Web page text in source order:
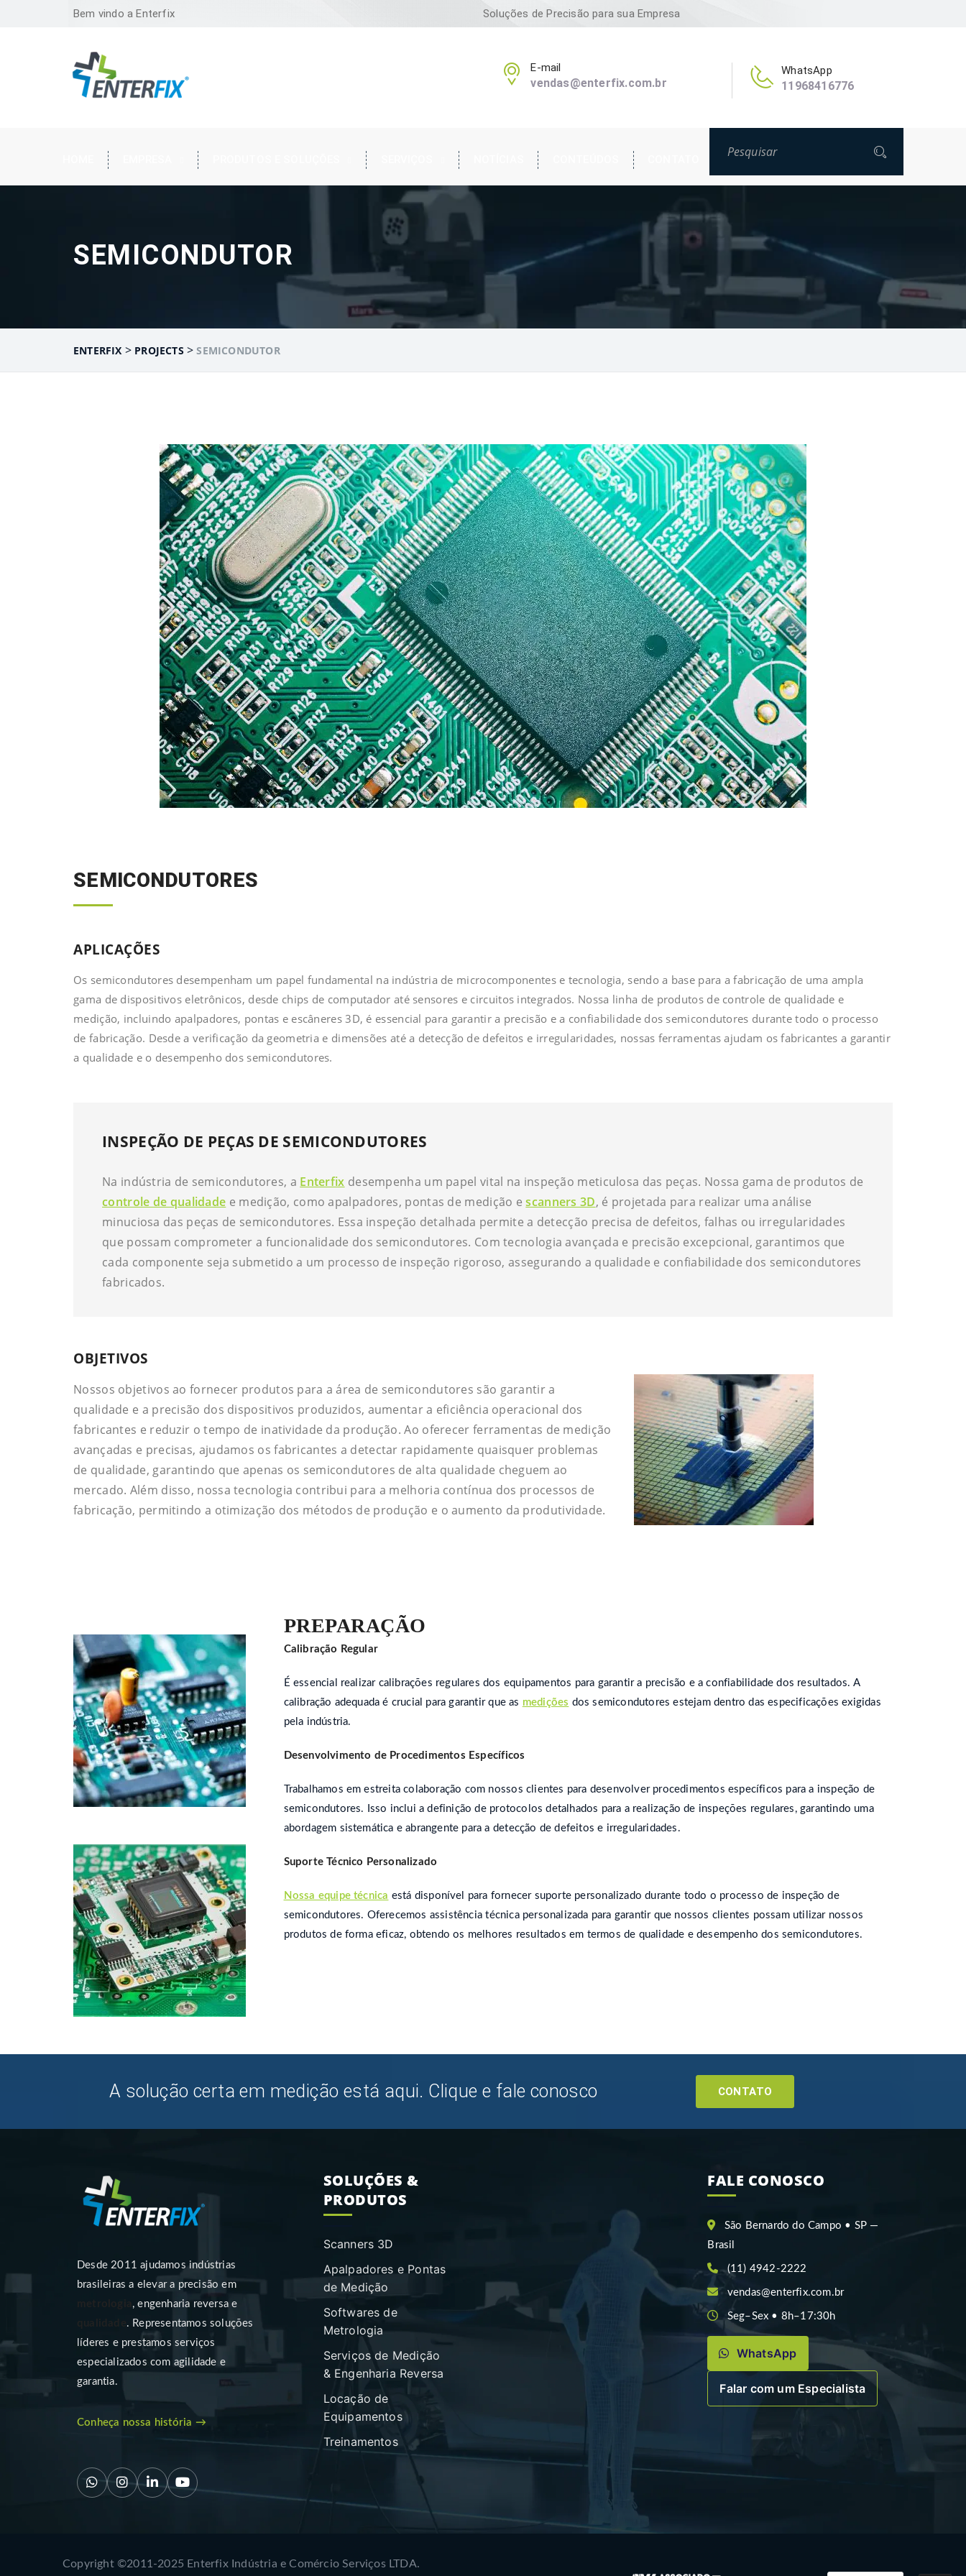
Bem vindo a Enterfix Soluções de Precisão para sua Empresa
E-mail
vendas@enterfix.com.br
WhatsApp
11968416776
SEMICONDUTOR
ENTERFIX > PROJECTS >SEMICONDUTOR
SEMICONDUTORES
APLICAÇÕES
Os semicondutores desempenham um papel fundamental na indústria de microcomponentes e tecnologia, sendo a base para a fabricação de uma ampla
gama de dispositivos eletrônicos, desde chips de computador até sensores e circuitos integrados. Nossa linha de produtos de controle de qualidade e
medição, incluindo apalpadores, pontas e escâneres 3D, é essencial para garantir a precisão e a confiabilidade dos semicondutores durante todo o processo
de fabricação. Desde a verificação da geometria e dimensões até a detecção de defeitos e irregularidades, nossas ferramentas ajudam os fabricantes a garantir
a qualidade e o desempenho dos semicondutores.
INSPEÇÃO DE PEÇAS DE SEMICONDUTORES
Na indústria de semicondutores, a Enterfix desempenha um papel vital na inspeção meticulosa das peças. Nossa gama de produtos de
controle de qualidade e medição, como apalpadores, pontas de medição escanners 3D, é projetada para realizar uma análise
minuciosa das peças de semicondutores. Essa inspeção detalhada permite a detecção precisa de defeitos, falhas ou irregularidades
que possam comprometer a funcionalidade dos semicondutores. Com tecnologia avançada e precisão excepcional, garantimos que
cada componente seja submetido a um processo de inspeção rigoroso, assegurando a qualidade e confiabilidade dos semicondutores
fabricados.
OBJETIVOS
Nossos objetivos ao fornecer produtos para a área de semicondutores são garantir a
qualidade e a precisão dos dispositivos produzidos, aumentar a eficiência operacional dos
fabricantes e reduzir o tempo de inatividade da produção. Ao oferecer ferramentas de medição
avançadas e precisas, ajudamos os fabricantes a detectar rapidamente quaisquer problemas
de qualidade, garantindo que apenas os semicondutores de alta qualidade cheguem ao
mercado. Além disso, nossa tecnologia contribui para a melhoria contínua dos processos de
fabricação, permitindo a otimização dos métodos de produção e o aumento da produtividade.
PREPARAÇÃO
Calibração Regular
É essencial realizar calibrações regulares dos equipamentos para garantir a precisão e a confiabilidade dos resultados. A
calibração adequada é crucial para garantir que as medições dos semicondutores estejam dentro das especificações exigidas
pela indústria.
Desenvolvimento de Procedimentos Específicos
Trabalhamos em estreita colaboração com nossos clientes para desenvolver procedimentos específicos para a inspeção de
semicondutores. Isso inclui a definição de protocolos detalhados para a realização de inspeções regulares, garantindo uma
abordagem sistemática e abrangente para a detecção de defeitos e irregularidades.
Suporte Técnico Personalizado
Nossa equipe técnica está disponível para fornecer suporte personalizado durante todo o processo de inspeção de
semicondutores. Oferecemos assistência técnica personalizada para garantir que nossos clientes possam utilizar nossos
produtos de forma eficaz, obtendo os melhores resultados em termos de qualidade e desempenho dos semicondutores.
A solução certa em medição está aqui. Clique e fale conosco CONTATO
Desde 2011 ajudamos indústrias
brasileiras a elevar a precisão em
, engenharia reversa e
. Representamos soluções
líderes e prestamos serviços
especializados com agilidade e
garantia.
Conheça nossa história →
SOLUÇÕES &
PRODUTOS
Scanners 3D
Apalpadores e Pontas
de Medição
Softwares de
Metrologia
Serviços de Medição
& Engenharia Reversa
Locação de
Equipamentos
Treinamentos
FALE CONOSCO
São Bernardo do Campo • SP —
Brasil
(11) 4942-2222
vendas@enterfix.com.br
Seg–Sex • 8h–17:30h
WhatsApp
Falar com um Especialista
Copyright ©2011-2025 Enterfix Indústria e Comércio Serviços LTDA.